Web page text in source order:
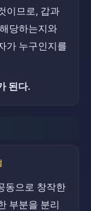
이므로, 갑과
당하는지와
가 누구인지를
된다.
동으로 창작한
부분을 분리